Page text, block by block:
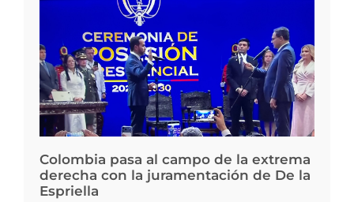
Colombia pasa al campo de la extrema
derecha con la juramentación de De la
Espriella